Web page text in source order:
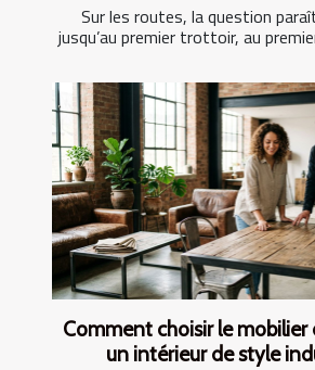
Sur les routes, la question
jusqu’au premier trottoir, au
Comment choisir le mobilier
un intérieur de style